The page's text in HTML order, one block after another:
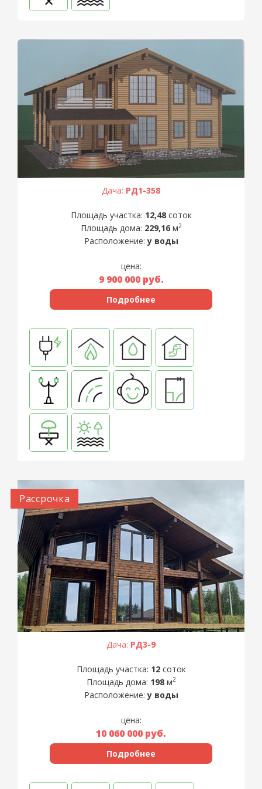
Дача: РД1-358
Площадь участка: 12,48соток
Площадь дома: 229,16м2
Расположение:у воды
цена:
9 900 000руб.
Подробнее
Рассрочка
Дача: РД3-9
Площадь участка: 12соток
Площадь дома: 198м2
Расположение:у воды
цена:
10 060 000 руб.
Подробнее